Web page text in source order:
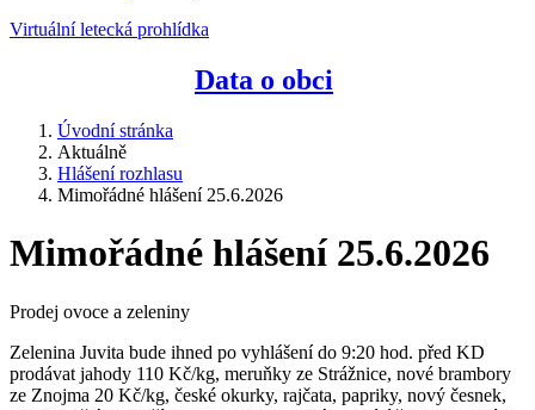
Virtuální letecká prohlídka
Data o obci
Úvodní stránka
Aktuálně
Hlášení rozhlasu
Mimořádné hlášení 25.6.2026
Mimořádné hlášení 25.6.2026
Prodej ovoce a zeleniny
Zelenina Juvita bude ihned po vyhlášení do 9:20 hod. před KD
prodávat jahody 110 Kč/kg, meruňky ze Strážnice, nové brambory
ze Znojma 20 Kč/kg, české okurky, rajčata, papriky, nový česnek,